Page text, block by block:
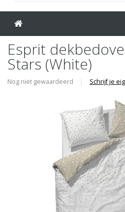
Esprit
Stars (White)
Nog niet gewaardeerd | Schrijf je